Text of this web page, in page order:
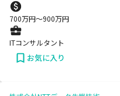
700万円〜900万円
ITコンサルタント
お気に入り